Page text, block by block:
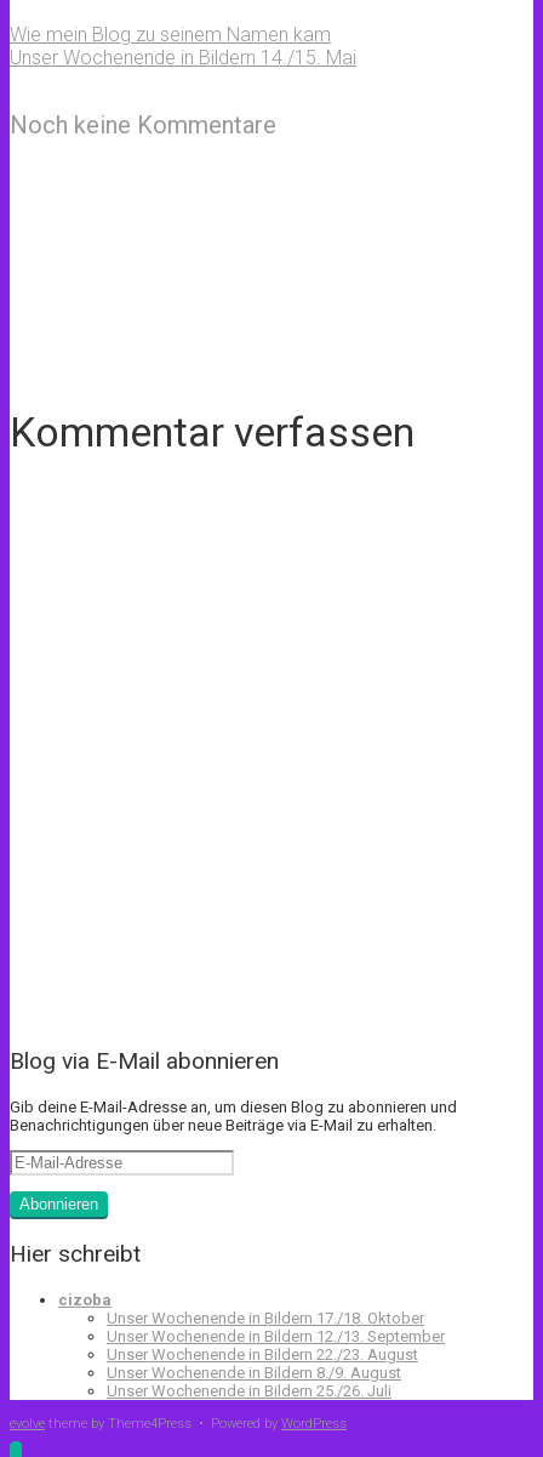
Wie mein Blog zu seinem Namen kam
Unser Wochenende in Bildern 14./15. Mai
Noch keine Kommentare
Kommentar verfassen
Blog via E-Mail abonnieren
Gib deine E-Mail-Adresse an, um diesen Blog zu abonnieren und
Benachrichtigungen über neue Beiträge via E-Mail zu erhalten.
E-
Mail-
Adresse
Abonnieren
Hier schreibt
cizoba
Unser Wochenende in Bildern 17./18. Oktober
Unser Wochenende in Bildern 12./13. September
Unser Wochenende in Bildern 22./23. August
Unser Wochenende in Bildern 8./9. August
Unser Wochenende in Bildern 25./26. Juli
evolve theme by Theme4Press • Powered by WordPress